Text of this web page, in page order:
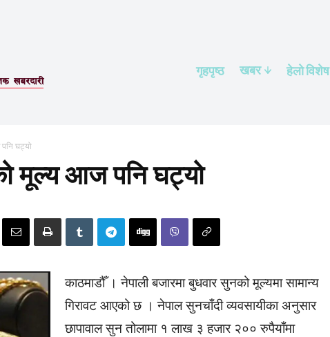
गृहपृष्ठ खबर हेलाे विशेष
घट्यो
मूल्य आज पनि घट्यो
काठमाडौँ । नेपाली बजारमा बुधवार सुनको मूल्यमा सामान्य
गिरावट आएको छ । नेपाल सुनचाँदी व्यवसायीका अनुसार
छापावाल सुन तोलामा १ लाख ३ हजार २०० रुपैयाँमा